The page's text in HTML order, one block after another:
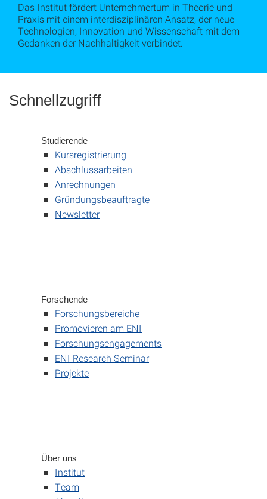
Das Institut fördert Unternehmertum in Theorie und
Praxis mit einem interdisziplinären Ansatz, der neue
Technologien, Innovation und Wissenschaft mit dem
Gedanken der Nachhaltigkeit verbindet.
Schnellzugriff
Studierende
Kursregistrierung
Abschlussarbeiten
Anrechnungen
Gründungsbeauftragte
Newsletter
Forschende
Forschungsbereiche
Promovieren am ENI
Forschungsengagements
ENI Research Seminar
Projekte
Über uns
Institut
Team